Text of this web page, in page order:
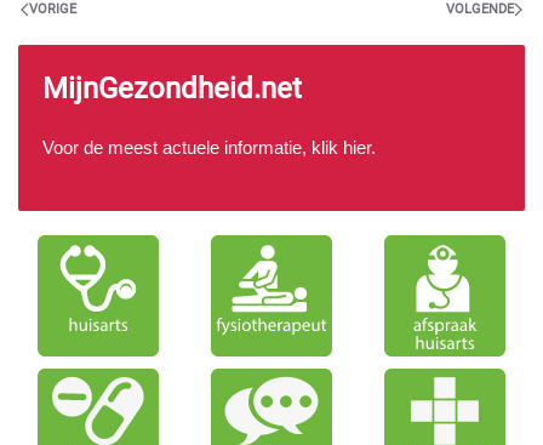
VORIGE VOLGENDE
MijnGezondheid.net
Voor de meest actuele informatie, klik hier.